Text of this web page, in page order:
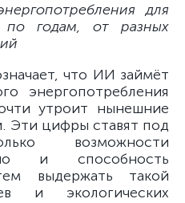
для
годам, от разных
что ИИ займёт
энергопотребления
утроит нынешние
Эти цифры ставят под
возможности
и способность
выдержать такой
и экологических